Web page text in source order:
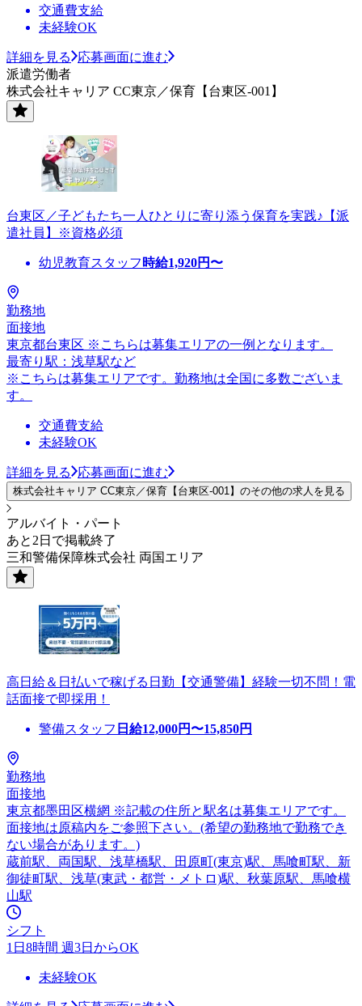
交通費支給
未経験OK
詳細を見る
応募画面に進む
派遣労働者
株式会社キャリア CC東京／保育【台東区-001】
台東区／子どもたち一人ひとりに寄り添う保育を実践♪【派
遣社員】※資格必須
幼児教育スタッフ 時給1,920円〜
勤務地
面接地
東京都台東区 ※こちらは募集エリアの一例となります。
最寄り駅：浅草駅など
※こちらは募集エリアです。勤務地は全国に多数ございま
す。
交通費支給
未経験OK
詳細を見る 応募画面に進む
株式会社キャリア CC東京／保育【台東区-001】のその他の求人を見る
アルバイト・パート
あと2日で掲載終了
三和警備保障株式会社 両国エリア
高日給＆日払いで稼げる日勤【交通警備】経験一切不問！電
話面接で即採用！
警備スタッフ 日給12,000円〜15,850円
勤務地
面接地
東京都墨田区横網 ※記載の住所と駅名は募集エリアです。
面接地は原稿内をご参照下さい。(希望の勤務地で勤務でき
ない場合があります。)
蔵前駅、両国駅、浅草橋駅、田原町(東京)駅、馬喰町駅、新
御徒町駅、浅草(東武・都営・メトロ)駅、秋葉原駅、馬喰横
山駅
シフト
1日8時間 週3日からOK
未経験OK